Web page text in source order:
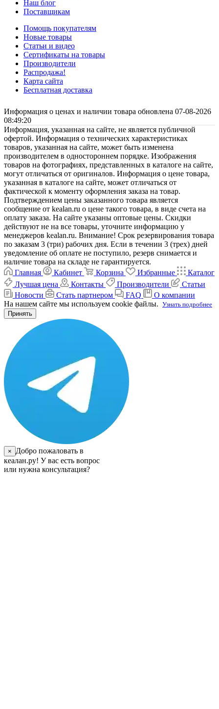
Наш блог
Поставщикам
Помощь покупателям
Новые товары
Статьи и видео
Сертификаты на товары
Производители
Распродажа!
Карта сайта
Бесплатная доставка
Информация о ценах и наличии товара обновлена 07-08-2026
08:49:20
Информация, указанная на сайте, не является публичной
офертой. Информация о технических характеристиках
товаров, указанная на сайте, может быть изменена
производителем в одностороннем порядке. Изображения
товаров на фотографиях, представленных в каталоге на сайте,
могут отличаться от оригиналов. Информация о цене товара,
указанная в каталоге на сайте, может отличаться от
фактической к моменту оформления заказа на товар.
Подтверждением цены заказанного товара является
сообщение от kealan.ru о цене такого товара, в виде счета на
оплату заказа. На сайте указаны оптовые цены. Скидки
действуют не на все товары, уточните информацию у
менеджеров kealan.ru. Внимание! Срок резервирования товара
по заказам 3 (три) рабочих дня. Если в течении 3 (трех) дней
уведомление об оплате не поступило, резерв снимается и
наличие товара на складе не гарантируется.
Главная
Кабинет Корзина Избранные
Каталог
Лучшая цена
Контакты Производители
Статьи
Новости
Стать партнером FAQ
О компании
На нашем сайте мы используем cookie файлы. Узнать подробнее
Принять
×
Добро пожаловать в
кеалан.ру! У вас есть вопрос
или нужна консультация?